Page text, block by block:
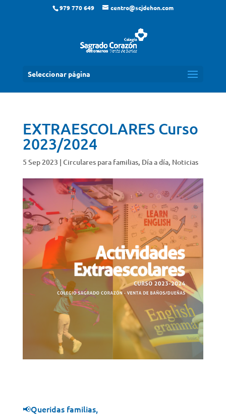
979 770 649 centro@scjdehon.com
Seleccionar página
EXTRAESCOLARES Curso
2023/2024
5 Sep 2023 | Circulares para familias, Día a día, Noticias
📢Queridas familias,